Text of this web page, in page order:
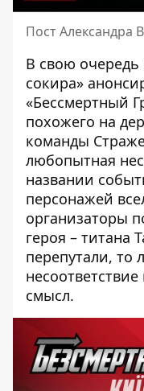
Пост Александра
В свою очередь
сокира»
«Бессмертный
похожего на
команды
любопытная
названии
персонажей
организаторы
героя – титана
перепутали, то
смысл.